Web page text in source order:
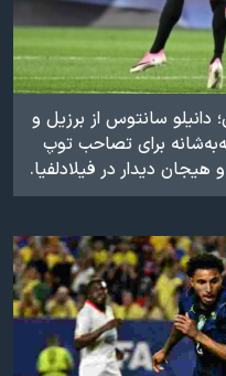
دانیلو سانتوس از برزیل و
برای تصاحب توپ
دیدار در فیلادلفیا.